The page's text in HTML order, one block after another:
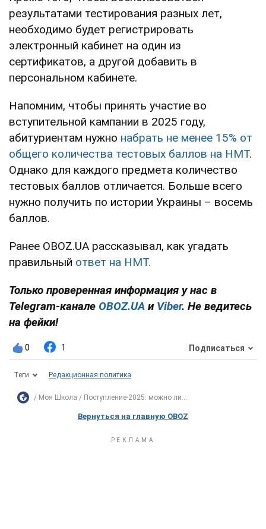
результатами тестирования разных лет,
необходимо будет регистрировать
электронный кабинет на один из
сертификатов, а другой добавить в
персональном кабинете.
Напомним, чтобы принять участие во
вступительной кампании в 2025 году,
абитуриентам нужно набрать не менее 15% от
общего количества тестовых баллов на НМТ.
Однако для каждого предмета количество
тестовых баллов отличается. Больше всего
нужно получить по истории Украины – восемь
баллов.
Ранее OBOZ.UA рассказывал, как угадать
правильный ответ на НМТ.
Только проверенная информация у нас в
Telegram-канале OBOZ.UA и Viber. Не ведитесь
на фейки!
0 1 Подписаться
Теги Редакционная политика
Моя Школа Поступление-2025: можно ли...
Вернуться на главную OBOZ